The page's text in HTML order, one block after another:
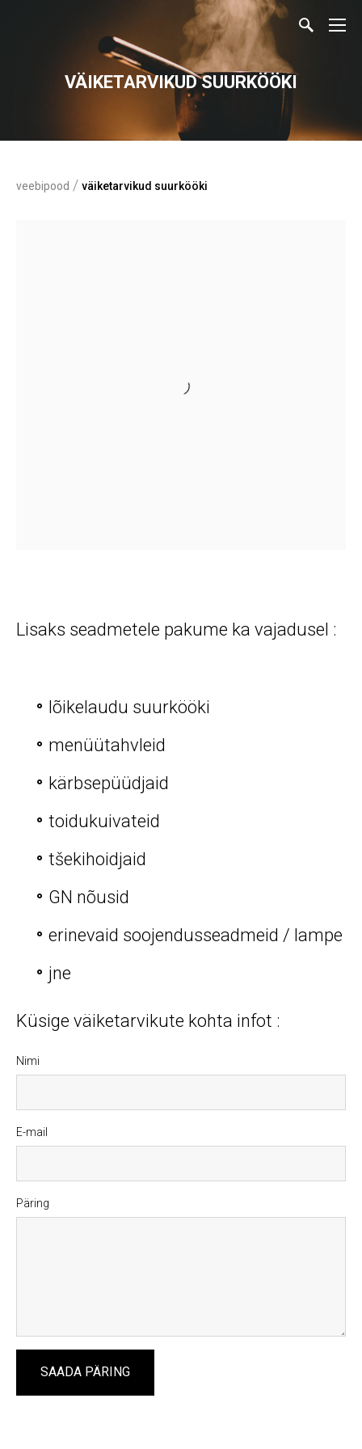
VÄIKETARVIKUD SUURKÖÖKI
veebipood / väiketarvikud suurkööki
Lisaks seadmetele pakume ka vajadusel :
lõikelaudu suurkööki
menüütahvleid
kärbsepüüdjaid
toidukuivateid
tšekihoidjaid
GN nõusid
erinevaid soojendusseadmeid / lampe
jne
Küsige väiketarvikute kohta infot :
Nimi
E-mail
Päring